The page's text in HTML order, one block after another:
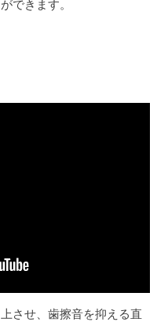
できます。
させ、歯擦音を抑える直